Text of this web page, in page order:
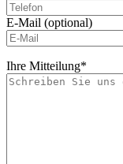
E-Mail (optional)
Ihre Mitteilung*